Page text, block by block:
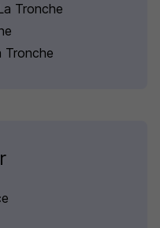
Tronche
Tronche